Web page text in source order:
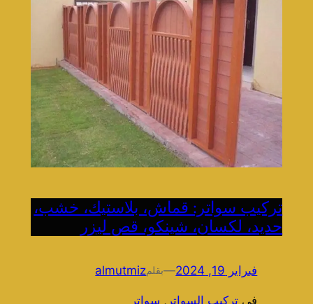
تركيب سواتر: قماش، بلاستيك، خشب،
حديد، لكسان، شينكو، قص ليزر
فبراير 19, 2024 —بقلمalmutmiz
في تركيب السواتر , سواتر